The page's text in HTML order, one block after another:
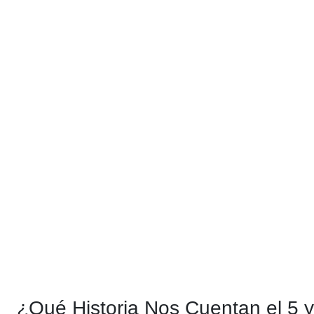
¿Qué Historia Nos Cuentan el 5